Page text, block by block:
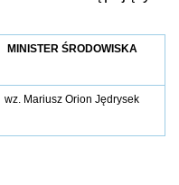
MINISTER ŚRODOWISKA
wz. Mariusz Orion Jędrysek